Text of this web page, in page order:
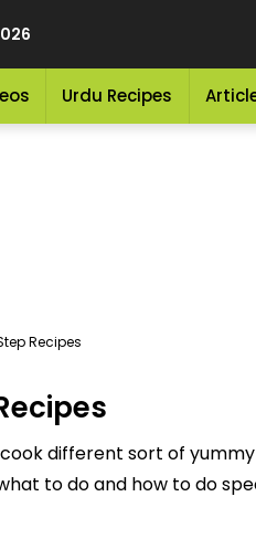
Urdu Recipes
Recipes
different sort of
to do and how to do